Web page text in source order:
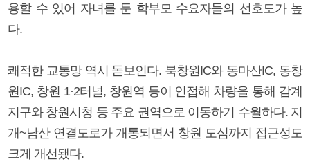
용할 수 있어 자녀를 둔 학부모 수요자들의 선호도가 높
다.
쾌적한 교통망 역시 돋보인다. 북창원IC와 동마산IC, 동창
원IC, 창원 1·2터널, 창원역 등이 인접해 차량을 통해 감계
지구와 창원시청 등 주요 권역으로 이동하기 수월하다. 지
개~남산 연결도로가 개통되면서 창원 도심까지 접근성도
크게 개선됐다.